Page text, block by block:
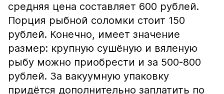
средняя цена составляет 600 рублей.
Порция рыбной соломки стоит 150
рублей. Конечно, имеет значение
размер: крупную сушёную и вяленую
рыбу можно приобрести и за 500-800
рублей. За вакуумную упаковку
придётся дополнительно заплатить по